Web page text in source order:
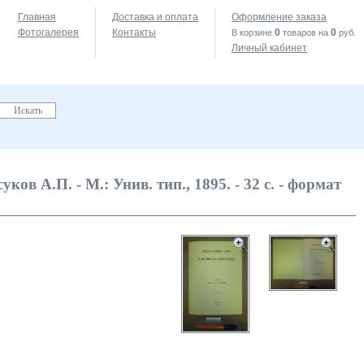
Главная
Фотогалерея
Доставка и оплата
Контакты
Оформление заказа
В корзине 0 товаров на 0 руб.
Личный кабинет
А.П. - М.: Унив. тип., 1895. - 32 с. - формат